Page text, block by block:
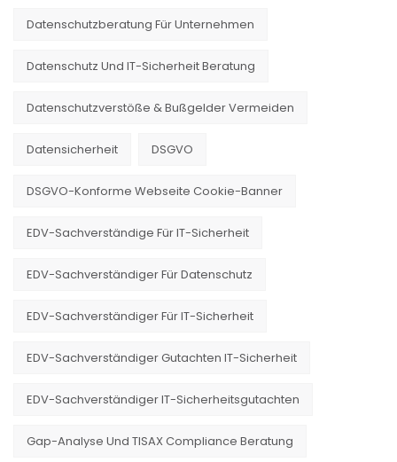
Datenschutzberatung Für Unternehmen
Datenschutz Und IT-Sicherheit Beratung
Datenschutzverstöße & Bußgelder Vermeiden
Datensicherheit DSGVO
DSGVO-Konforme Webseite Cookie-Banner
EDV-Sachverständige Für IT-Sicherheit
EDV-Sachverständiger Für Datenschutz
EDV-Sachverständiger Für IT-Sicherheit
EDV-Sachverständiger Gutachten IT-Sicherheit
EDV-Sachverständiger IT-Sicherheitsgutachten
Gap-Analyse Und TISAX Compliance Beratung